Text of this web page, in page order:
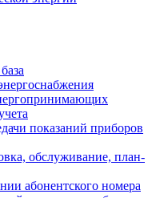
показаний приборов
обслуживание, план-
абонентского номера